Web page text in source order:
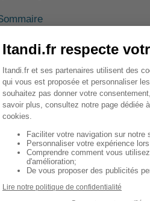
immobilier ?
fonctionnement d'une
En général, les
durée et son taux. Puisque
en complément.
d'autres termes, pourréaliser
informations :